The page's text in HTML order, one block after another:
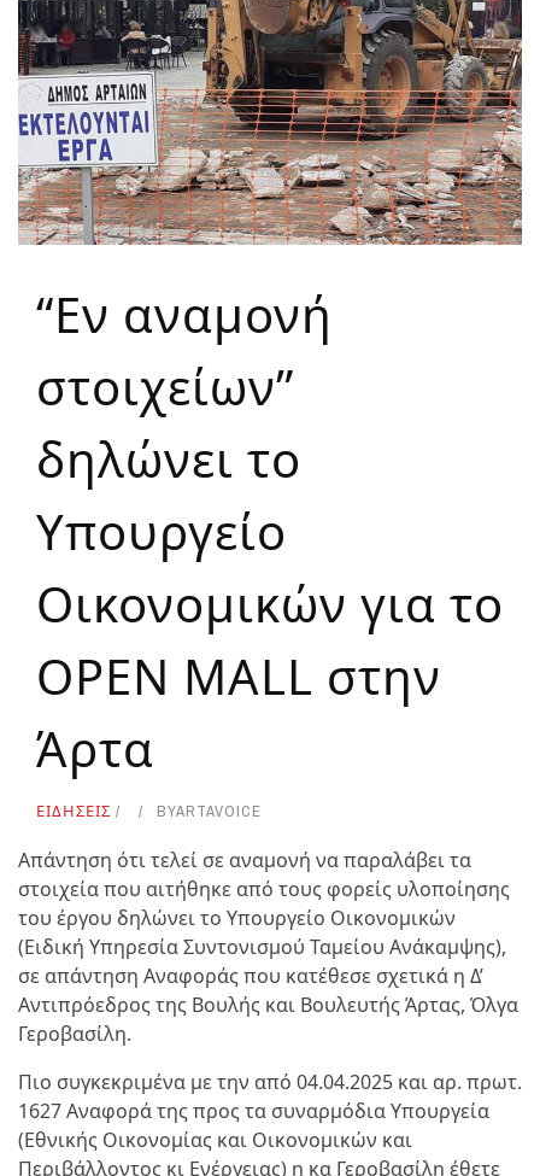
“Εν αναμονή
στοιχείων”
δηλώνει το
Υπουργείο
Οικονομικών για το
OPEN MALL στην
Άρτα
ΕΙΔΗΣΕΙΣ BYARTAVOICE
Απάντηση ότι τελεί σε αναμονή να παραλάβει τα
στοιχεία που αιτήθηκε από τους φορείς υλοποίησης
του έργου δηλώνει το Υπουργείο Οικονομικών
(Ειδική Υπηρεσία Συντονισμού Ταμείου Ανάκαμψης),
σε απάντηση Αναφοράς που κατέθεσε σχετικά η Δ’
Αντιπρόεδρος της Βουλής και Βουλευτής Άρτας, Όλγα
Γεροβασίλη.
Πιο συγκεκριμένα με την από 04.04.2025 και αρ. πρωτ.
1627 Αναφορά της προς τα συναρμόδια Υπουργεία
(Εθνικής Οικονομίας και Οικονομικών και
Περιβάλλοντος κι Ενέργειας) η κα Γεροβασίλη έθετε